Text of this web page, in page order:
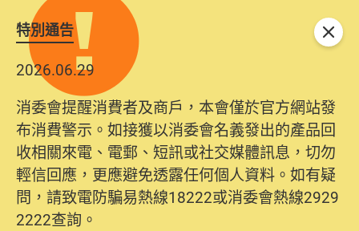
特別通告
2026.06.29
消委會提醒消費者及商戶，本會僅於官方網站發
布消費警示。如接獲以消委會名義發出的產品回
收相關來電、電郵、短訊或社交媒體訊息，切勿
輕信回應，更應避免透露任何個人資料。如有疑
問，請致電防騙易熱線18222或消委會熱線2929
2222查詢。
關閉